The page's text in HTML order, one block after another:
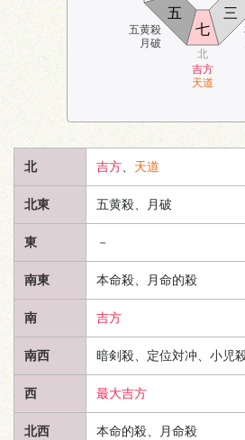
五黄殺
月破
吉方
天道
北
七
三
五
北 吉方、 天道
北東 五黄殺、月破
東 －
南東 本命殺、月命的殺
南 吉方
南西 暗剣殺、定位対冲、小児
西 最大吉方
北西 本命的殺、月命殺